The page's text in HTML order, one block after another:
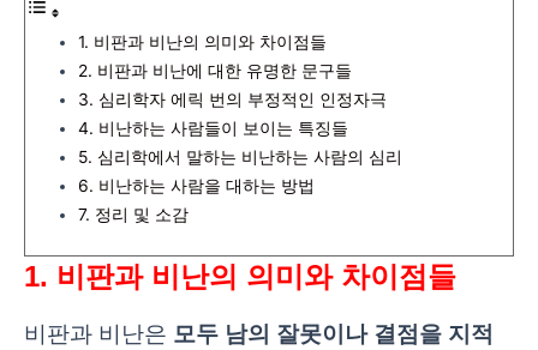
1. 비판과 비난의 의미와 차이점들
2. 비판과 비난에 대한 유명한 문구들
3. 심리학자 에릭 번의 부정적인 인정자극
4. 비난하는 사람들이 보이는 특징들
5. 심리학에서 말하는 비난하는 사람의 심리
6. 비난하는 사람을 대하는 방법
7. 정리 및 소감
1. 비판과 비난의 의미와 차이점들
비판과 비난은 모두 남의 잘못이나 결점을 지적